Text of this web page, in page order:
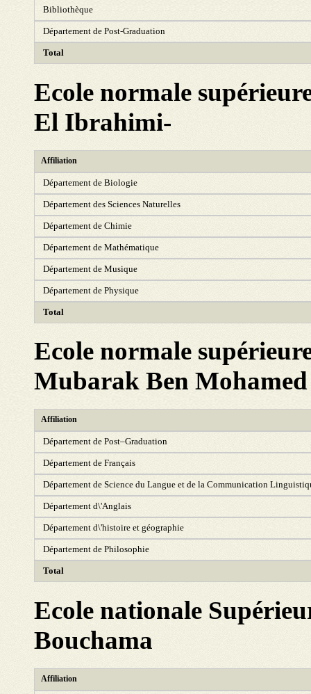
Bibliothèque
Département de Post-Graduation
Total
Ecole normale
El Ibrahimi-
Affiliation
Département de Biologie
Département des Sciences Naturelles
Département de Chimie
Département de Mathématique
Département de Musique
Département de Physique
Total
Ecole normale
Mubarak Ben
Affiliation
Département de Post–Graduation
Département de Français
Département de Science du Langue et de la Communication
Département d\'Anglais
Département d\'histoire et géographie
Département de Philosophie
Total
Ecole nationale
Bouchama
Affiliation